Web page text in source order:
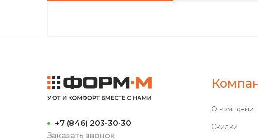
+7 (846) 203-30-30
Заказать звонок
О компании
Скидки